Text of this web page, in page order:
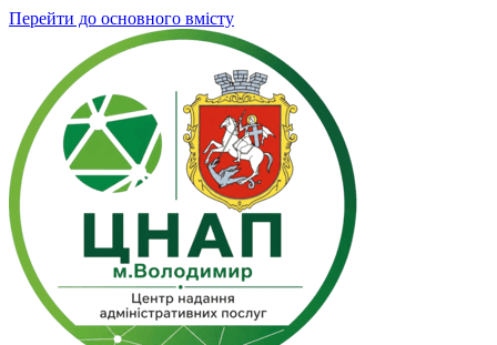
Перейти до основного вмісту